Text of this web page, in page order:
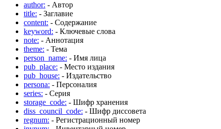
author: - Автор
title: - Заглавие
content: - Содержание
keyword: - Ключевые слова
note: - Аннотация
theme: - Тема
person_name: - Имя лица
pub_place: - Место издания
pub_house: - Издательство
persona: - Персоналия
series: - Серия
storage_code: - Шифр хранения
diss_council_code: - Шифр диссовета
regnum: - Регистрационный номер